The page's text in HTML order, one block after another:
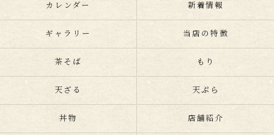
カレンダー 新着情報
ギャラリー 当店の特徴
茶そば もり
天ざる 天ぷら
丼物 店舗紹介